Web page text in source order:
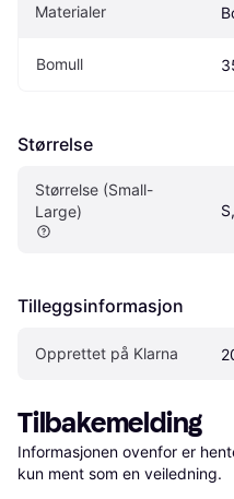
Materialer
Bomull
Størrelse
Størrelse (Small-
Large)
Tilleggsinformasjon
Opprettet på Klarna
Tilbakemelding
Informasjonen ovenfor er
kun ment som en veiledning.